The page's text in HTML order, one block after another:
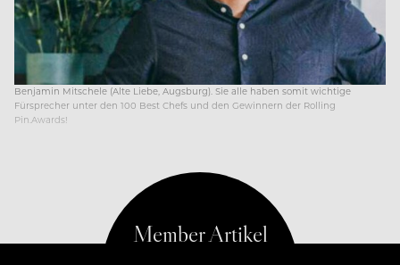
Benjamin Mitschele (Alte Liebe, Augsburg). Sie alle haben somit wichtige
Fürsprecher unter den 100 Best Chefs und den Gewinnern der Rolling
Pin.Awards!